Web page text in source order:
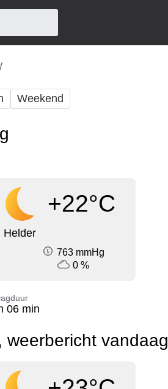
Weekend
+22°C
Helder
763 mmHg
0 %
06 min
weerbericht vandaag